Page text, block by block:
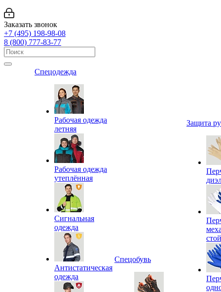
Заказать звонок
+7 (495) 198-98-08
8 (800) 777-83-77
Спецодежда
Рабочая одежда
летняя
Рабочая одежда
утеплённая
Сигнальная
одежда
Антистатическая
одежда
Спецобувь
Защита